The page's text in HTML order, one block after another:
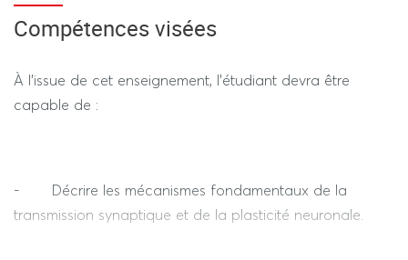
Compétences visées
À l’issue de cet enseignement, l’étudiant devra être
capable de :
- Décrire les mécanismes fondamentaux de la
transmission synaptique et de la plasticité neuronale.